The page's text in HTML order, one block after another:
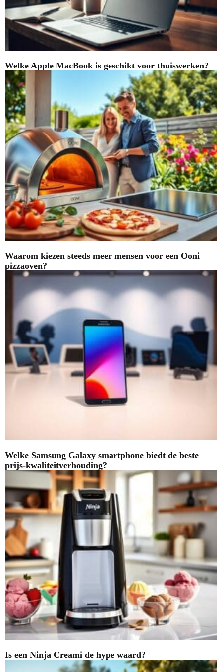
Welke Apple MacBook is geschikt voor thuiswerken?
Waarom kiezen steeds meer mensen voor een Ooni
pizzaoven?
Welke Samsung Galaxy smartphone biedt de beste
prijs-kwaliteitverhouding?
Is een Ninja Creami de hype waard?